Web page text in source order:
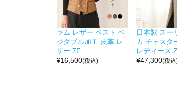
ラム レザー ベスト ベ
ジタブル加工 皮革 レ
ザー 7F
¥16,500(税込)
日本製 スー
カ チェスタ
レディース
¥47,300(税込